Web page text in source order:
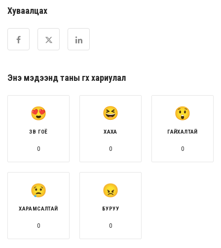
Хуваалцах
Энэ мэдээнд таны өгөх хариулал
ЗӨВ ГОЁ
0
ХАХА
0
ГАЙХАЛТАЙ
0
ХАРАМСАЛТАЙ
0
БУРУУ
0